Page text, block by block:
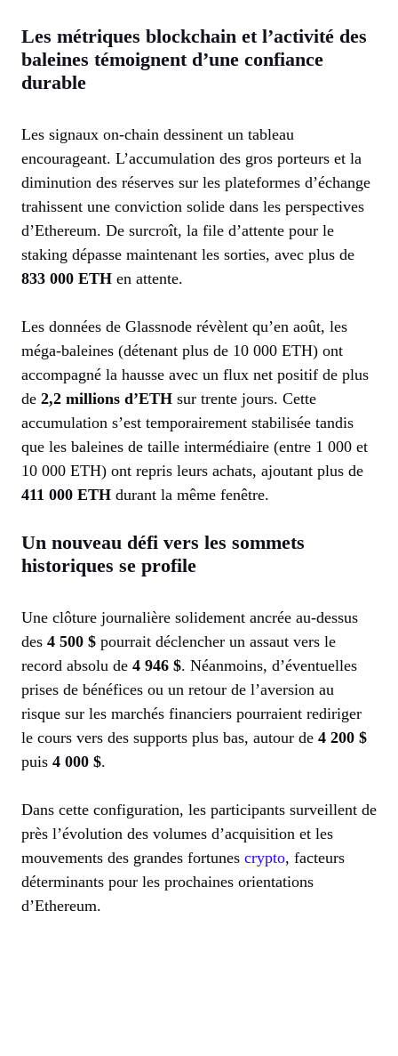
Les métriques blockchain et l’activité des
baleines témoignent d’une confiance
durable
Les signaux on-chain dessinent un tableau
encourageant. L’accumulation des gros porteurs et la
diminution des réserves sur les plateformes d’échange
trahissent une conviction solide dans les perspectives
d’Ethereum. De surcroît, la file d’attente pour le
staking dépasse maintenant les sorties, avec plus de
833 000 ETH en attente.
Les données de Glassnode révèlent qu’en août, les
méga-baleines (détenant plus de 10 000 ETH) ont
accompagné la hausse avec un flux net positif de plus
de 2,2 millions d’ETH sur trente jours. Cette
accumulation s’est temporairement stabilisée tandis
que les baleines de taille intermédiaire (entre 1 000 et
10 000 ETH) ont repris leurs achats, ajoutant plus de
411 000 ETH durant la même fenêtre.
Un nouveau défi vers les sommets
historiques se profile
Une clôture journalière solidement ancrée au-dessus
des 4 500 $ pourrait déclencher un assaut vers le
record absolu de 4 946 $. Néanmoins, d’éventuelles
prises de bénéfices ou un retour de l’aversion au
risque sur les marchés financiers pourraient rediriger
le cours vers des supports plus bas, autour de 4 200 $
puis 4 000 $.
Dans cette configuration, les participants surveillent de
près l’évolution des volumes d’acquisition et les
mouvements des grandes fortunes crypto, facteurs
déterminants pour les prochaines orientations
d’Ethereum.